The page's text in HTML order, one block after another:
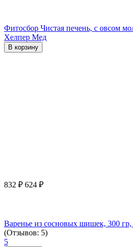
Фитосбор Чистая печень, с овсом
Хелпер Мед
В корзину
832 ₽ 624 ₽
Варенье из сосновых шишек, 300
(Отзывов: 5)
5